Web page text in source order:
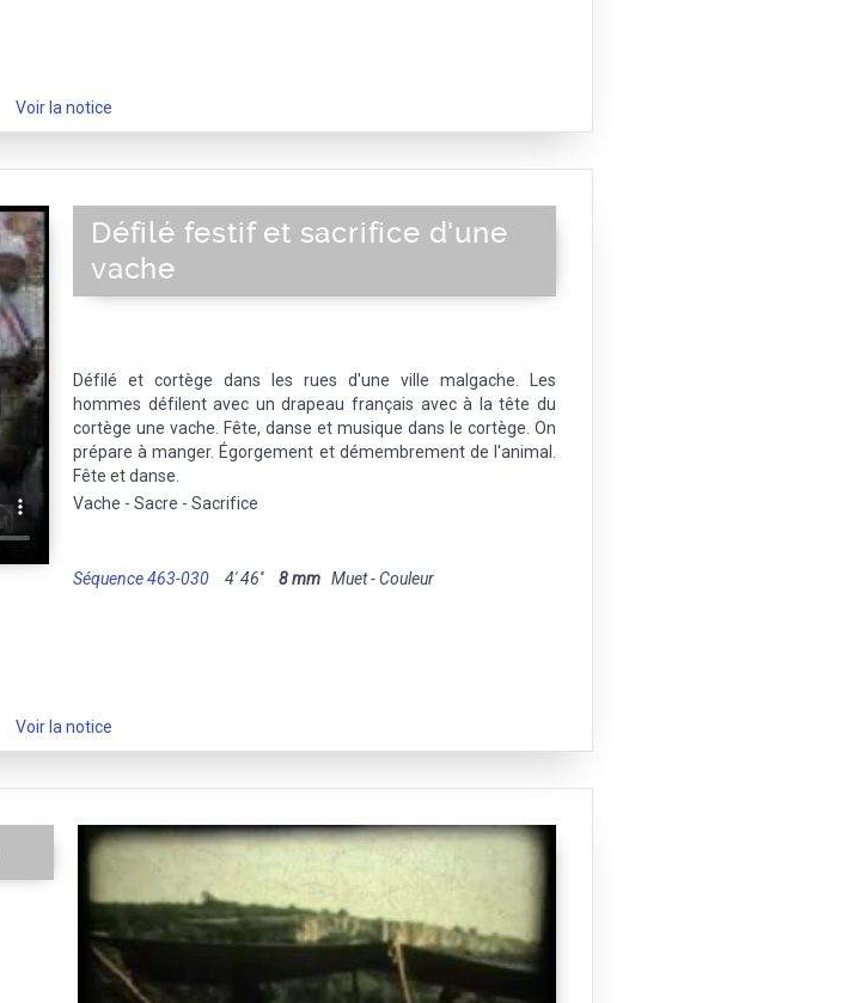
Voir la notice
Défilé festif et sacrifice d'une
vache
Défilé et cortège dans les rues d'une ville malgache. Les
hommes défilent avec un drapeau français avec à la tête du
cortège une vache. Fête, danse et musique dans le cortège. On
prépare à manger. Égorgement et démembrement de l'animal.
Fête et danse.
Vache - Sacre - Sacrifice
Séquence 463-030 4' 46'' 8 mm Muet - Couleur
Voir la notice